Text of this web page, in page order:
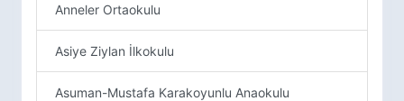
Anneler Ortaokulu
Asiye Ziylan İlkokulu
Asuman-Mustafa Karakoyunlu Anaokulu